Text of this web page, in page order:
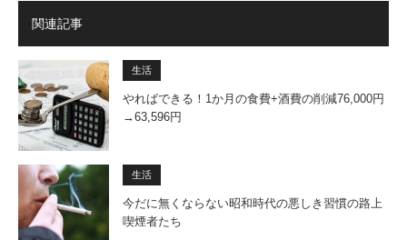
関連記事
生活
やればできる！1か月の食費+酒費の削減76,000円
→63,596円
生活
今だに無くならない昭和時代の悪しき習慣の路上
喫煙者たち